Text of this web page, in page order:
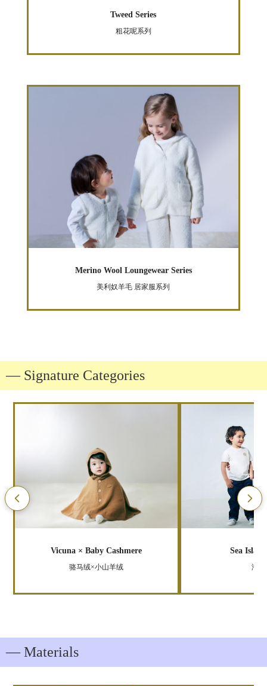
Tweed Series
粗花呢系列
Merino Wool Loungewear Series
美利奴羊毛 居家服系列
― Signature Categories
Vicuna × Baby Cashmere
骆马绒×小山羊绒
Sea
海岛
― Materials